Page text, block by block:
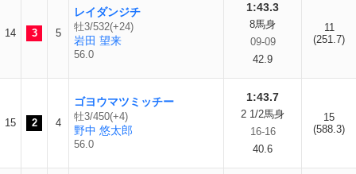
14 3 5
レイダンジチ
牡3/532(+24)
岩田 望来
56.0
1:43.3
8馬身
09-09
42.9
11
(251.7)
15 2 4
ゴヨウマツミッチー
牡3/450(+4)
野中 悠太郎
56.0
1:43.7
2 1/2馬身
16-16
40.6
15
(588.3)